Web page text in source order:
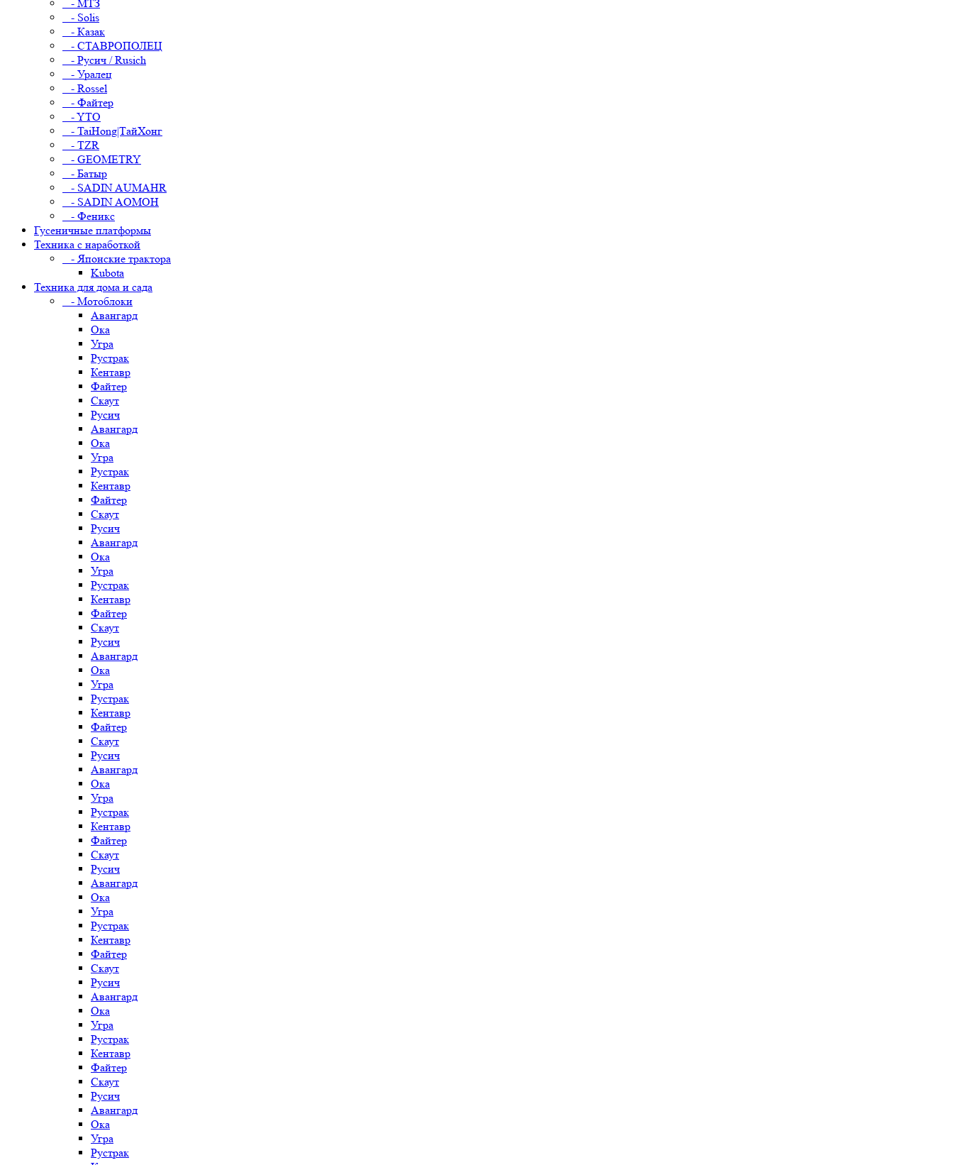
- МТЗ
- Solis
- Казак
- СТАВРОПОЛЕЦ
- Русич / Rusich
- Уралец
- Rossel
- Файтер
- YTO
- TaiHong|ТайХонг
- TZR
- GEOMETRY
- Батыр
- SADIN AUMAHR
- SADIN AOMOH
- Феникс
Гусеничные платформы
Техника с наработкой
- Японские трактора
Kubota
Техника для дома и сада
- Мотоблоки
Авангард
Ока
Угра
Рустрак
Кентавр
Файтер
Скаут
Русич
Авангард
Ока
Угра
Рустрак
Кентавр
Файтер
Скаут
Русич
Авангард
Ока
Угра
Рустрак
Кентавр
Файтер
Скаут
Русич
Авангард
Ока
Угра
Рустрак
Кентавр
Файтер
Скаут
Русич
Авангард
Ока
Угра
Рустрак
Кентавр
Файтер
Скаут
Русич
Авангард
Ока
Угра
Рустрак
Кентавр
Файтер
Скаут
Русич
Авангард
Ока
Угра
Рустрак
Кентавр
Файтер
Скаут
Русич
Авангард
Ока
Угра
Рустрак